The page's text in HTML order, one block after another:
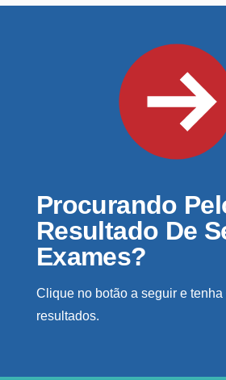
Procurando
Resultado De
Exames?
Clique no botão a seguir e
resultados.